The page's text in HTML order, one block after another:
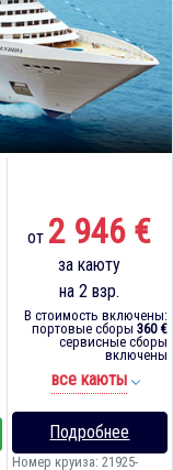
от 2 946 €
за каюту
на 2 взр.
В стоимость включены:
портовые сборы 360 €
сервисные сборы
включены
все каюты
Подробнее
Номер круиза: 21925-